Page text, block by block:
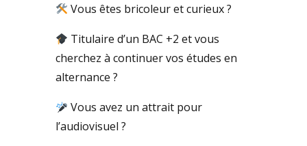
Vous êtes bricoleur et curieux ?
Titulaire d’un BAC +2 et vous
cherchez à continuer vos études en
alternance ?
Vous avez un attrait pour
l’audiovisuel ?